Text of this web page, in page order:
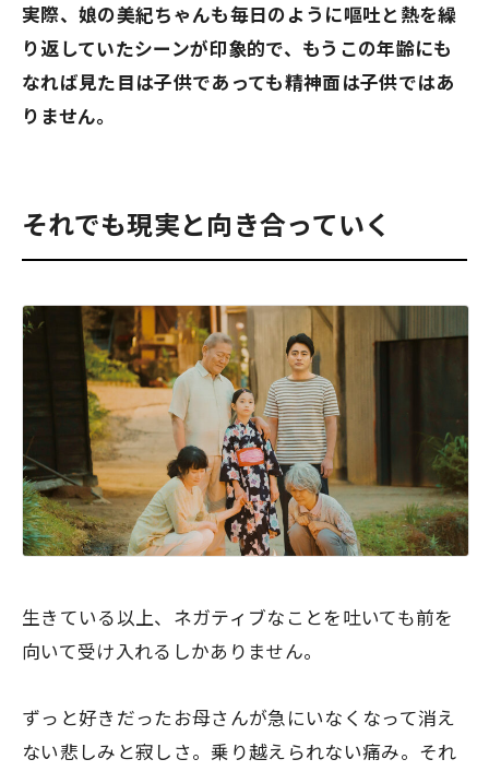
実際、娘の美紀ちゃんも毎日のように嘔吐と熱を繰
り返していたシーンが印象的で、もうこの年齢にも
なれば見た目は子供であっても精神面は子供ではあ
りません。
それでも現実と向き合っていく
生きている以上、ネガティブなことを吐いても前を
向いて受け入れるしかありません。
ずっと好きだったお母さんが急にいなくなって消え
ない悲しみと寂しさ。乗り越えられない痛み。それ